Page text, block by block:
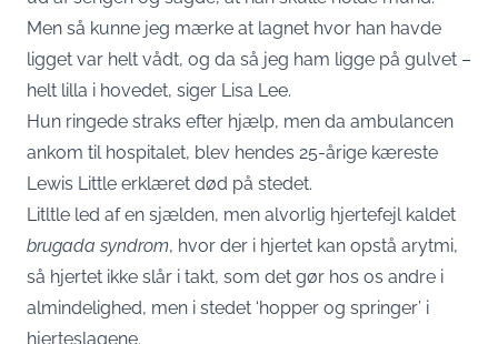
Men så kunne jeg mærke at lagnet hvor han havde
ligget var helt vådt, og da så jeg ham ligge på gulvet –
helt lilla i hovedet, siger Lisa Lee.
Hun ringede straks efter hjælp, men da ambulancen
ankom til hospitalet, blev hendes 25-årige kæreste
Lewis Little erklæret død på stedet.
Litltle led af en sjælden, men alvorlig hjertefejl kaldet
brugada syndrom, hvor der i hjertet kan opstå arytmi,
så hjertet ikke slår i takt, som det gør hos os andre i
almindelighed, men i stedet ‘hopper og springer’ i
hjerteslagene.